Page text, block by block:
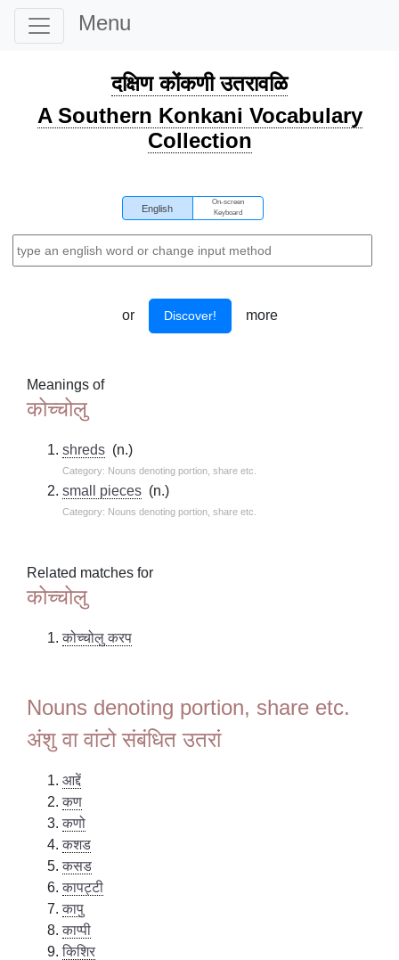
Menu
दक्षिण कोंकणी उतरावळि
A Southern Konkani Vocabulary
Collection
English
On-screen
Keyboard
or Discover! more
Meanings of
कोच्चोलु
shreds (n.)
Category: Nouns denoting portion, share etc.
small pieces (n.)
Category: Nouns denoting portion, share etc.
Related matches for
कोच्चोलु
कोच्चोलु करप
Nouns denoting portion, share etc.
अंशु वा वांटो संबंधित उतरां
आद्दें
कण
कणो
कशड
कसड
कापट्टी
कापु
काप्पी
किशिर